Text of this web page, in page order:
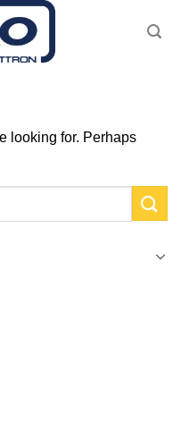
looking for. Perhaps